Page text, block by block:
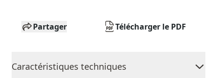
Partager Télécharger le PDF
Caractéristiques techniques